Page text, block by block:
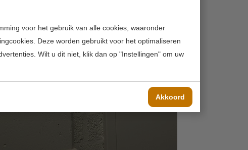
voor het gebruik van alle cookies, waaronder
Deze worden gebruikt voor het optimaliseren
Wilt u dit niet, klik dan op "Instellingen" om uw
Akkoord